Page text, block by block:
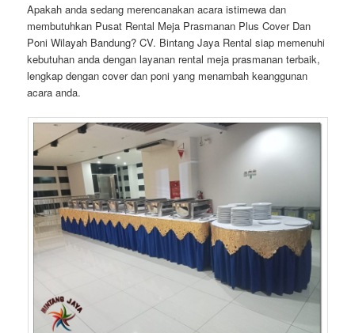
Apakah anda sedang merencanakan acara istimewa dan
membutuhkan Pusat Rental Meja Prasmanan Plus Cover Dan
Poni Wilayah Bandung? CV. Bintang Jaya Rental siap memenuhi
kebutuhan anda dengan layanan rental meja prasmanan terbaik,
lengkap dengan cover dan poni yang menambah keanggunan
acara anda.